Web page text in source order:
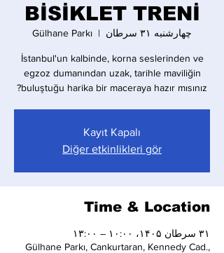
BİSİKLET TRENİ
چهارشنبه ۳۱ سرطان
  |
Gülhane Parkı
İstanbul'un kalbinde, korna seslerinden ve
egzoz dumanından uzak, tarihle maviliğin
buluştuğu harika bir maceraya hazır mısınız?
Kayıt Kapalı
Diğer etkinlikleri gör
Time & Location
۳۱ سرطان ۱۴۰۵، ۱۰:۰۰ – ۱۳:۰۰
Gülhane Parkı, Cankurtaran, Kennedy Cad.,